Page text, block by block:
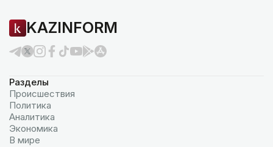
KAZINFORM
Разделы
Происшествия
Политика
Аналитика
Экономика
В мире